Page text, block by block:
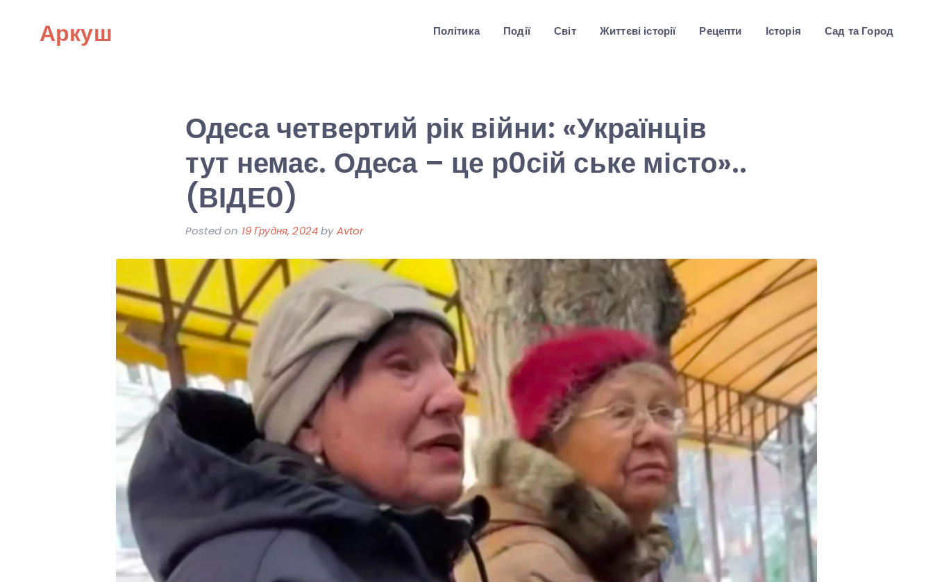
Аркуш Політика Події Світ Життєві історії Рецепти Історія Сад та Город
Одеса четвертий рік війни: «Українців
тут немає. Одеса – це р0сій ське місто»..
(ВІДЕ0)
Posted on 19 Грудня, 2024byAvtor